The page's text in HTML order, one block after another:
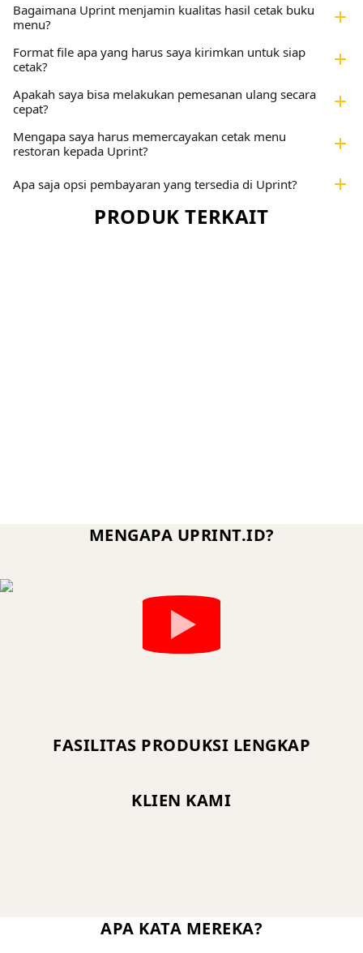
Bagaimana Uprint menjamin kualitas hasil cetak buku
menu?
add
Format file apa yang harus saya kirimkan untuk siap
cetak?
add
Apakah saya bisa melakukan pemesanan ulang secara
cepat?
add
Mengapa saya harus memercayakan cetak menu
restoran kepada Uprint?
add
Apa saja opsi pembayaran yang tersedia di Uprint? add
PRODUK TERKAIT
MENGAPA UPRINT.ID?
FASILITAS PRODUKSI LENGKAP
KLIEN KAMI
APA KATA MEREKA?